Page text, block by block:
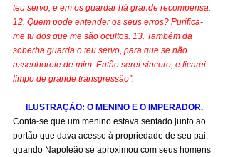
teu servo; e em os guardar há grande recompensa.
12. Quem pode entender os seus erros? Purifica-
me tu dos que me são ocultos. 13. Também da
soberba guarda o teu servo, para que se não
assenhoreie de mim. Então serei sincero, e ficarei
limpo de grande transgressão”.
ILUSTRAÇÃO: O MENINO E O IMPERADOR.
Conta-se que um menino estava sentado junto ao
portão que dava acesso à propriedade de seu pai,
quando Napoleão se aproximou com seus homens